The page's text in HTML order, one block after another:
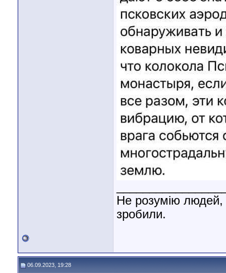
Не розумію людей,
зробили.
06.09.2023, 19:28